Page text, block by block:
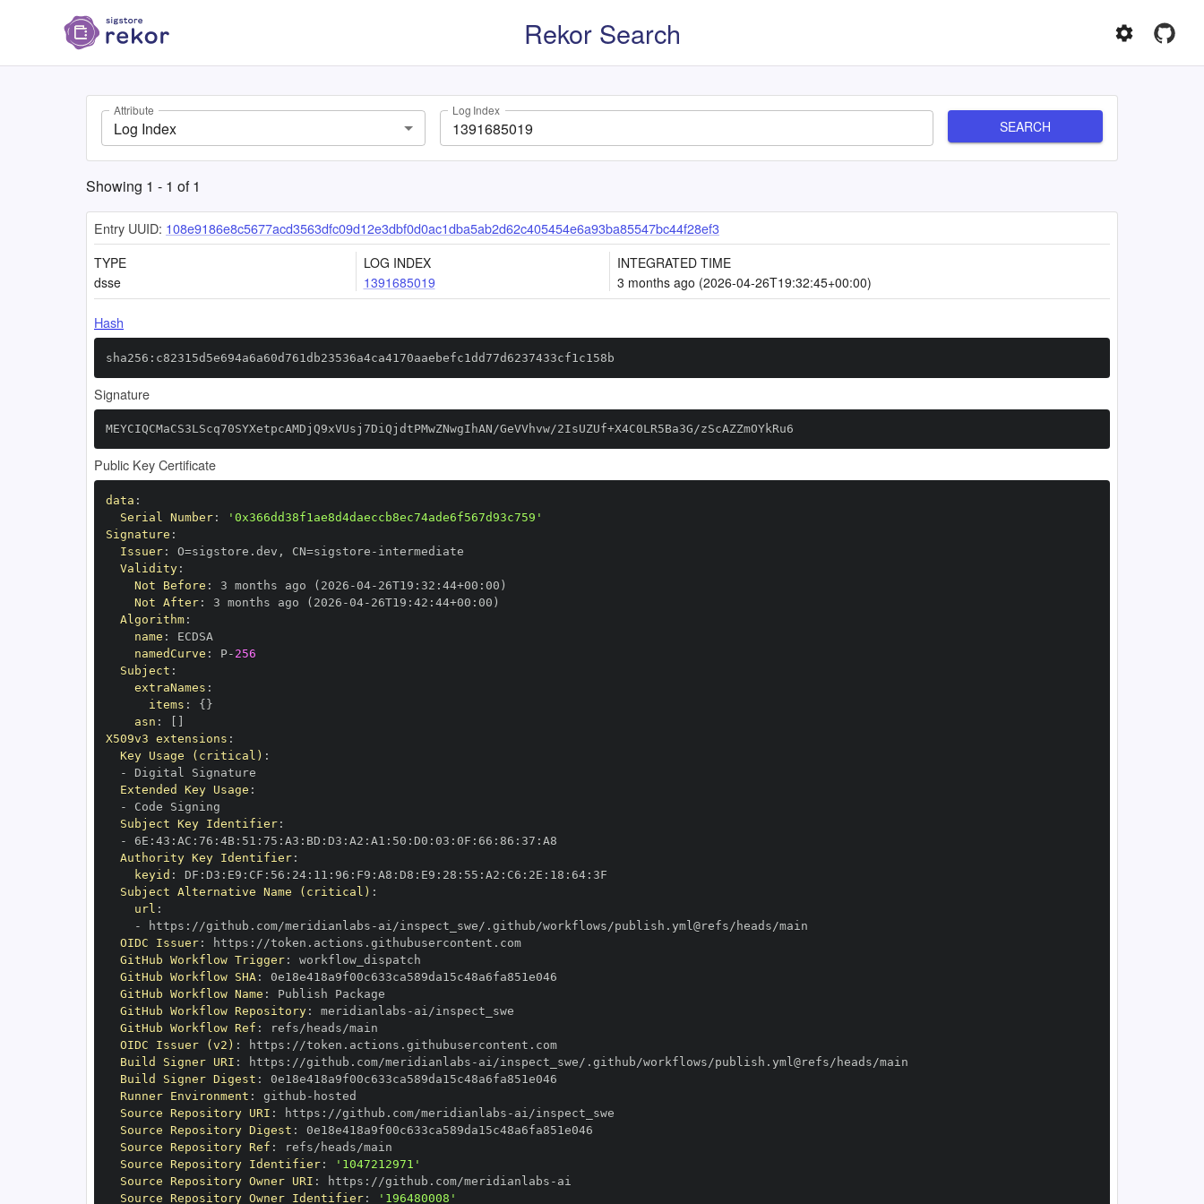
Rekor Search
Attribute
Log Index
Log Index
SEARCH
Showing 1 - 1 of1
Entry UUID: 108e9186e8c5677acd3563dfc09d12e3dbf0d0ac1dba5ab2d62c405454e6a93ba85547bc44f28ef3
TYPE
dsse
LOG INDEX
1391685019
INTEGRATED TIME
3 months ago (2026-04-26T19:32:45+00:00)
Hash
sha256:c82315d5e694a6a60d761db23536a4ca4170aaebefc1dd77d6237433cf1c158b
Signature
MEYCIQCMaCS3LScq70SYXetpcAMDjQ9xVUsj7DiQjdtPMwZNwgIhAN/GeVVhvw/2IsUZUf+X4C0LR5Ba3G/zScAZZmOYkRu6
Public Key Certificate
data :
Serial Number:
'0x366dd38f1ae8d4daeccb8ec74ade6f567d93c759'
Signature :
Issuer: O=sigstore.dev , CN=sigstore -
Validity:
Not Before : 3 months ago (2026 -04- 26T19 : 32 : 44+00 :
Not After: 3 months ago (2026 -04- 26T19 : 42 : 44+00 :
Algorithm:
name :
namedCurve : P- 256
Subject :
extraNames :
items : { }
asn :
X509v3 extensions :
Key Usage (critical) :
-
Extended Key Usage :
-
Subject Key Identifier:
-
6E : 43 : AC : 76 : 4B: 51 : 75 : A3 : BD : D3 : A2 : A1 : 50 : D0 : 03 : 0F : 66 : 86 : 37 :
Authority Key Identifier:
keyid : DF : D3 : E9 : CF : 56 : 24: 11 : 96 : F9 : A8 : D8 : E9 : 28 : 55 : A2 : C6 : 2E : 18 : 64:
Subject Alternative Name (critical) :
url :
-
https : //github.com/meridianlabs -
OIDC Issuer: https :
//token.actions.githubusercontent.com
GitHub Workflow Trigger:
GitHub Workflow SHA:
GitHub Workflow Name :
GitHub Workflow Repository: meridianlabs -
GitHub Workflow Ref :
OIDC Issuer (v2) : https :
//token.actions.githubusercontent.com
Build Signer URI : https : //github.com/meridianlabs -
Build Signer Digest :
Runner Environment : github -
Source Repository URI : https : //github.com/meridianlabs -
Source Repository Digest :
Source Repository Ref :
Source Repository Identifier:
'1047212971'
Source Repository Owner URI : https : //github.com/meridianlabs -
Source Repository Owner Identifier: '196480008'